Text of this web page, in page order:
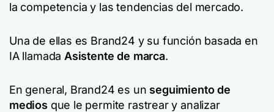
la competencia y las tendencias del mercado.
Una de ellas es Brand24 y su función basada en
IA llamada Asistente de marca.
En general, Brand24 es un seguimiento de
medios que le permite rastrear y analizar